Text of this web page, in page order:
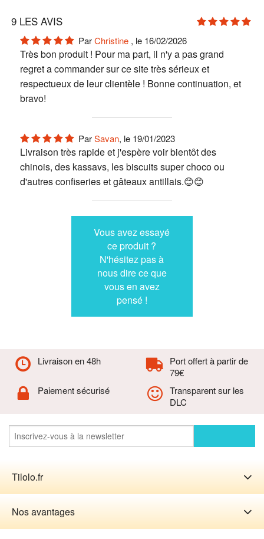
9LES AVIS
ParChristine , le 16/02/2026
Très bon produit ! Pour ma part, il n'y a pas grand
regret a commander sur ce site très sérieux et
respectueux de leur clientèle ! Bonne continuation, et
bravo!
ParSavan, le 19/01/2023
Livraison très rapide et j'espère voir bientôt des
chinois, des kassavs, les biscuits super choco ou
d'autres confiseries et gâteaux antillais.😊😊
Vous avez essayé
ce produit ?
N'hésitez pas à
nous dire ce que
vous en avez
pensé !
Livraison en 48h
Port offert à partir de
79€
Paiement sécurisé
Transparent sur les
DLC
Tilolo.fr
Nos avantages